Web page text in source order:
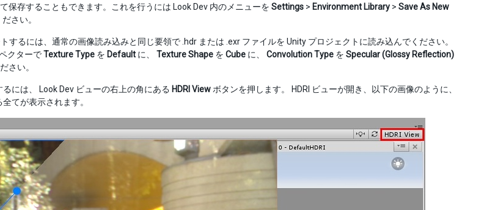
保存することもできます。これを行うには Look Dev 内のメニューを Settings > Environment Library > Save As New
さい。
するには、通常の画像読み込みと同じ要領で .hdr または .exr ファイルを Unity プロジェクトに読み込んでください。
クターでTexture Type を Default に、 Texture Shape を Cube に、 Convolution Type を Specular (Glossy Reflection)
さい。
るには、 Look Dev ビューの右上の角にある HDRI View ボタンを押します。 HDRI ビューが開き、以下の画像のように、
てが表示されます。